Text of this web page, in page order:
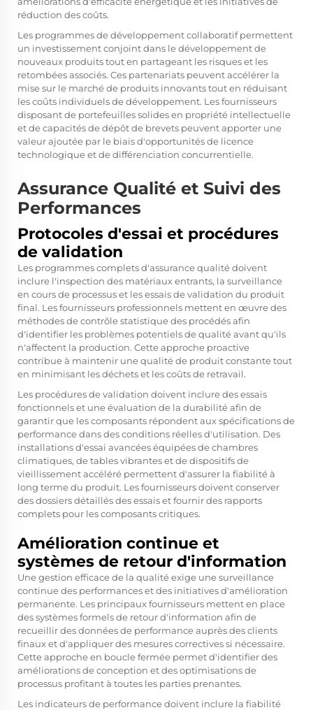
réduction des coûts.
Les programmes de développement collaboratif permettent
un investissement conjoint dans le développement de
nouveaux produits tout en partageant les risques et les
retombées associés. Ces partenariats peuvent accélérer la
mise sur le marché de produits innovants tout en réduisant
les coûts individuels de développement. Les fournisseurs
disposant de portefeuilles solides en propriété intellectuelle
et de capacités de dépôt de brevets peuvent apporter une
valeur ajoutée par le biais d'opportunités de licence
technologique et de différenciation concurrentielle.
Assurance Qualité et Suivi des
Performances
Protocoles d'essai et procédures
de validation
Les programmes complets d'assurance qualité doivent
inclure l'inspection des matériaux entrants, la surveillance
en cours de processus et les essais de validation du produit
final. Les fournisseurs professionnels mettent en œuvre des
méthodes de contrôle statistique des procédés afin
d'identifier les problèmes potentiels de qualité avant qu'ils
n'affectent la production. Cette approche proactive
contribue à maintenir une qualité de produit constante tout
en minimisant les déchets et les coûts de retravail.
Les procédures de validation doivent inclure des essais
fonctionnels et une évaluation de la durabilité afin de
garantir que les composants répondent aux spécifications de
performance dans des conditions réelles d'utilisation. Des
installations d'essai avancées équipées de chambres
climatiques, de tables vibrantes et de dispositifs de
vieillissement accéléré permettent d'assurer la fiabilité à
long terme du produit. Les fournisseurs doivent conserver
des dossiers détaillés des essais et fournir des rapports
complets pour les composants critiques.
Amélioration continue et
systèmes de retour d'information
Une gestion efficace de la qualité exige une surveillance
continue des performances et des initiatives d'amélioration
permanente. Les principaux fournisseurs mettent en place
des systèmes formels de retour d'information afin de
recueillir des données de performance auprès des clients
finaux et d'appliquer des mesures correctives si nécessaire.
Cette approche en boucle fermée permet d'identifier des
améliorations de conception et des optimisations de
processus profitant à toutes les parties prenantes.
Les indicateurs de performance doivent inclure la fiabilité